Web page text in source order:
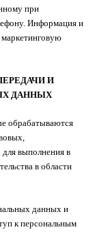
при
Информация и
И
ДАННЫХ
обрабатываются
выполнения в
в области
данных и
к персональным